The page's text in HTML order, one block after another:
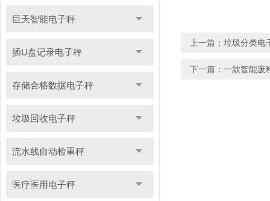
巨天智能电子秤
插U盘记录电子秤
存储合格数据电子秤
垃圾回收电子秤
流水线自动检重秤
医疗医用电子秤
上一篇： 垃圾分类电
下一篇： 一款智能废